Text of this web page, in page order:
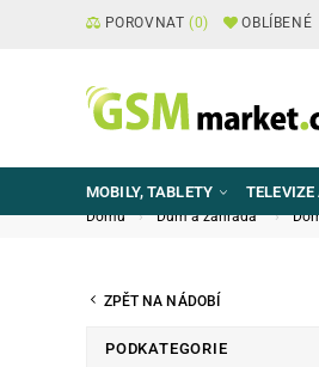
POROVNAT(0) OBLÍBENÉ
MOBILY, TABLETY TELEVIZE
Domů Dům a zahrada
ZPĚT NA NÁDOBÍ
PODKATEGORIE